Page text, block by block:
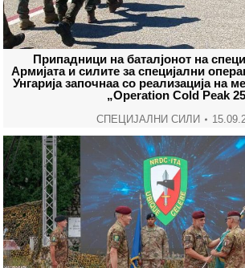
Припадници на баталјонот на
Армијата и силите за специјални
Унгарија започнаа со реализација на
„Operation Cold Peak
СПЕЦИЈАЛНИ СИЛИ